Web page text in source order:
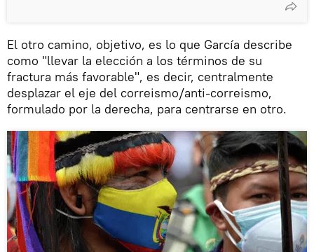
El otro camino, objetivo, es lo que García describe
como "llevar la elección a los términos de su
fractura más favorable", es decir, centralmente
desplazar el eje del correismo/anti-correismo,
formulado por la derecha, para centrarse en otro.